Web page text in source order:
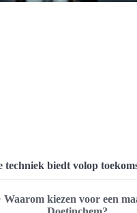
techniek biedt volop
Waarom kiezen voor een